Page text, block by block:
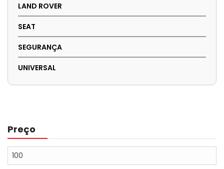
LAND ROVER
SEAT
SEGURANÇA
UNIVERSAL
Preço
Preço
mínimo